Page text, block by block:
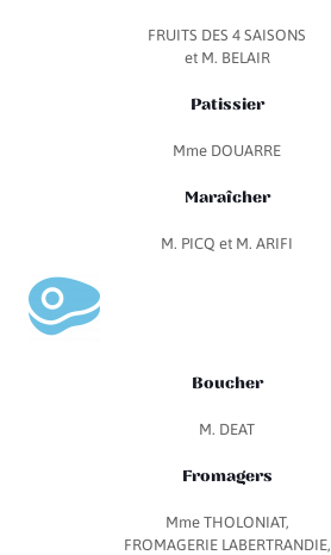
FRUITS DES 4 SAISONS
et M. BELAIR
Patissier
Mme DOUARRE
Maraîcher
M. PICQ et M. ARIFI
Boucher
M. DEAT
Fromagers
Mme THOLONIAT,
FROMAGERIE LABERTRANDIE,